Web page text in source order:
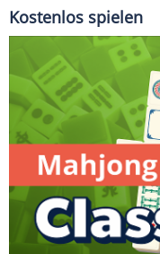
Kostenlos spielen